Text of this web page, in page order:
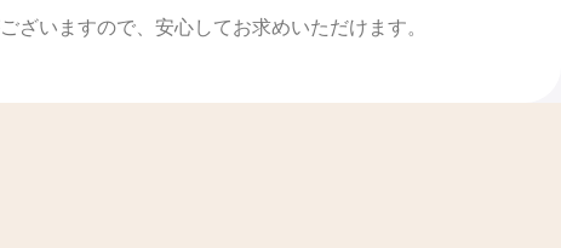
いますので、安心してお求めいただけます。